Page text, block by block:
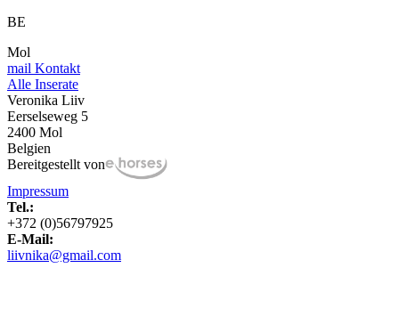
BE
Mol
mail Kontakt
Alle Inserate
Veronika Liiv
Eerselseweg 5
2400 Mol
Belgien
Bereitgestellt von
Impressum
Tel.:
+372 (0)56797925
E-Mail:
liivnika@gmail.com